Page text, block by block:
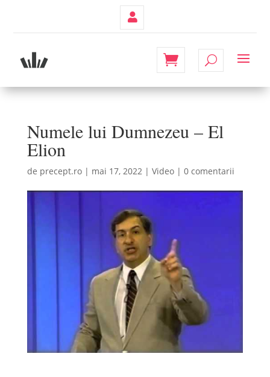
Numele lui Dumnezeu – El
Elion
de precept.ro| mai 17, 2022| Video| 0 comentarii